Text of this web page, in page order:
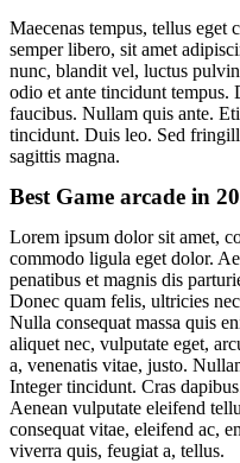
Maecenas tempus, tellus eget
semper libero, sit amet
nunc, blandit vel, luctus
odio et ante tincidunt tempus.
faucibus. Nullam quis ante.
tincidunt. Duis leo. Sed
sagittis magna.
Best Game arcade in
Lorem ipsum dolor sit amet,
commodo ligula eget dolor.
penatibus et magnis dis
Donec quam felis, ultricies
Nulla consequat massa quis
aliquet nec, vulputate eget,
a, venenatis vitae, justo.
Integer tincidunt. Cras
Aenean vulputate eleifend
consequat vitae, eleifend ac,
viverra quis, feugiat a, tellus.